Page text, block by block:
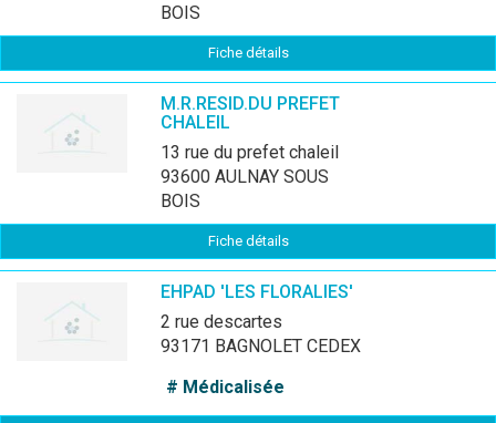
BOIS
Fiche détails
M.R.RESID.DU PREFET
CHALEIL
13 rue du prefet chaleil
93600 AULNAY SOUS
BOIS
Fiche détails
EHPAD 'LES FLORALIES'
2 rue descartes
93171 BAGNOLET CEDEX
# Médicalisée